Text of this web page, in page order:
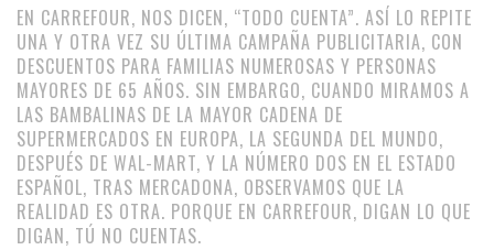
EN CARREFOUR, NOS DICEN, “TODO CUENTA”. ASÍ LO REPITE
UNA Y OTRA VEZ SU ÚLTIMA CAMPAÑA PUBLICITARIA, CON
DESCUENTOS PARA FAMILIAS NUMEROSAS Y PERSONAS
MAYORES DE 65 AÑOS. SIN EMBARGO, CUANDO MIRAMOS A
LAS BAMBALINAS DE LA MAYOR CADENA DE
SUPERMERCADOS EN EUROPA, LA SEGUNDA DEL MUNDO,
DESPUÉS DE WAL-MART, Y LA NÚMERO DOS EN EL ESTADO
ESPAÑOL, TRAS MERCADONA, OBSERVAMOS QUE LA
REALIDAD ES OTRA. PORQUE EN CARREFOUR, DIGAN LO QUE
DIGAN, TÚ NO CUENTAS.